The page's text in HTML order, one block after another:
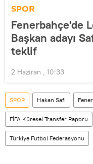
SPOR
Fenerbahçe'de
Başkan adayı
teklif
2 Haziran , 10:33
SPOR Hakan Safi
FİFA Küresel Transfer Raporu
Türkiye Futbol Federasyonu